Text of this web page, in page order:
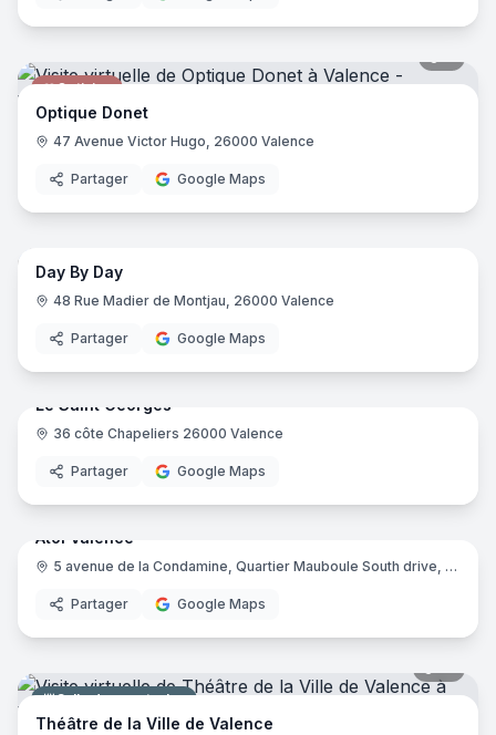
Opticien
Optique Donet
47 Avenue Victor Hugo, 26000 Valence
Partager Google Maps
Supérette
6
Day By Day
48 Rue Madier de Montjau, 26000 Valence
Partager Google Maps
Restaurant
Le Saint Georges
36 côte Chapeliers 26000 Valence
Partager Google Maps
Opticien
Atol Valence
5 avenue de la Condamine, Quartier Mauboule South drive, zi La Motte nord, 26000 Valence
Partager Google Maps
Salle de spectacles
Théâtre de la Ville de Valence